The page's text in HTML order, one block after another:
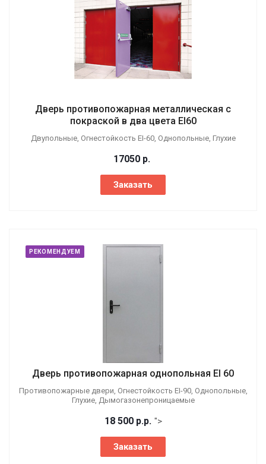
Дверь противопожарная металлическая с
покраской в два цвета EI60
Двупольные, Огнестойкость EI-60, Однопольные, Глухие
17050 р.
Заказать
РЕКОМЕНДУЕМ
Дверь противопожарная однопольная EI 60
Противопожарные двери, Огнестойкость EI-90, Однопольные,
Глухие, Дымогазонепроницаемые
18 500 р.р. ">
Заказать